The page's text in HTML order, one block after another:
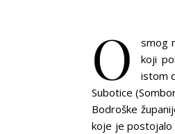
O
smog
koji
istom
Subotice
Bodroške
koje je postojalo